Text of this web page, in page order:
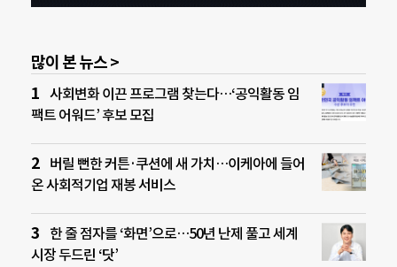
많이 본 뉴스 >
사회변화 이끈 프로그램 찾는다…‘공익활동 임
팩트 어워드’ 후보 모집
버릴 뻔한 커튼·쿠션에 새 가치…이케아에 들어
온 사회적기업 재봉 서비스
한 줄 점자를 ‘화면’으로…50년 난제 풀고 세계
시장 두드린 ‘닷’